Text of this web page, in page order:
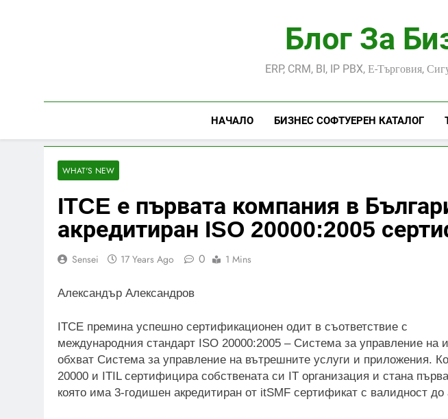
Блог За
ERP, CRM, BI, IP PBX, Е-Търговия,
НАЧАЛО БИЗНЕС СОФТУЕРЕН КАТАЛОГ
WHAT'S NEW
ITCE е първата компания в
акредитиран ISO 20000:2005
Sensei 17 Years Ago 0 1 Mins
Александър Александров
ITCE премина успешно сертификационен одит в съответствие с
международния стандарт ISO 20000:2005 – Система за управление на
обхват Система за управление на вътрешните услуги и приложения.
20000 и ITIL сертифицира собствената си IT организация и стана
която има 3-годишен акредитиран от itSMF сертификат с валидност до